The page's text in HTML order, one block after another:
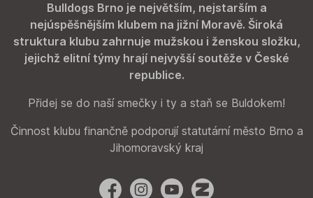
Bulldogs Brno je největším, nejstarším a
nejúspěšnějším klubem na jižní Moravě. Široká
struktura klubu zahrnuje mužskou i ženskou složku,
jejichž elitní týmy hrají nejvyšší soutěže v České
republice.
Přidej se do naší smečky i ty a staň se Buldokem!
Činnost klubu finančně podporují statutární město Brno a
Jihomoravský kraj